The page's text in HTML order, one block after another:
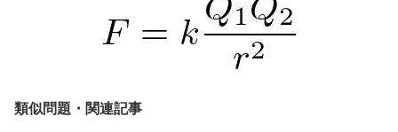
類似問題・関連記事